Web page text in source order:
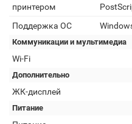
принтером
Поддержка ОС
Коммуникации и мультимедиа
Wi-Fi
Дополнительно
ЖК-дисплей
Питание